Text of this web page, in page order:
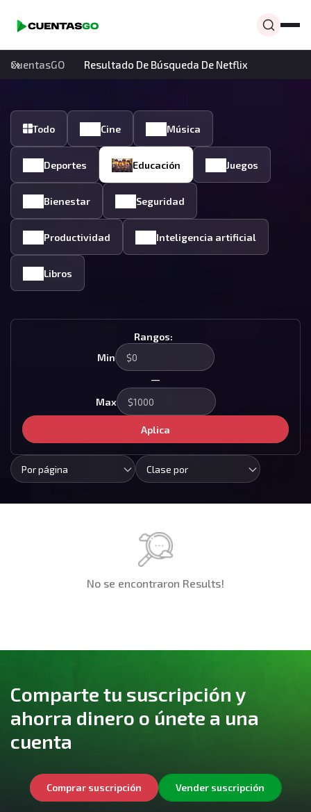
CuentasGO Resultado De Búsqueda De Netflix
Todo Cine Música
Deportes Educación Juegos
Bienestar Seguridad
Productividad Inteligencia artificial
Libros
Rangos:
Min
—
Max
Aplica
Por página Clase por
No se encontraron Results!
Comparte tu suscripción y
ahorra dinero o únete a una
cuenta
Comprar suscripción Vender suscripción